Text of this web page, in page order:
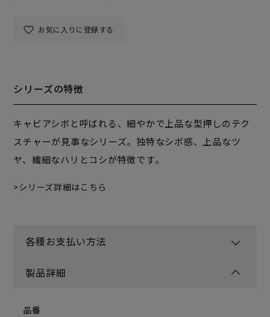
お気に入りに登録する
シリーズの特徴
キャビアシボと呼ばれる、細やかで上品な型押しのテク
スチャーが見事なシリーズ。独特なシボ感、上品なツ
ヤ、繊細なハリとコシが特徴です。
シリーズ詳細はこちら
各種お支払い方法
製品詳細
品番